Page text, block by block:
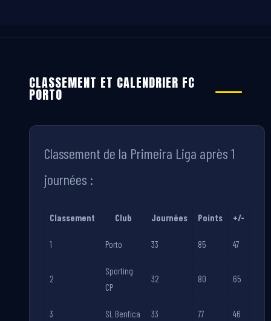
CLASSEMENT ET CALENDRIER FC
PORTO
Classement de la Primeira Liga après 1
journées :
Classement Club Journées Points +/-
1 Porto 33 85 47
2
Sporting
CP
32 80 65
3 SL Benfica 33 77 46